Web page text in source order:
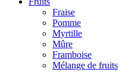
Fraise
Pomme
Myrtille
Mûre
Framboise
Mélange de fruits